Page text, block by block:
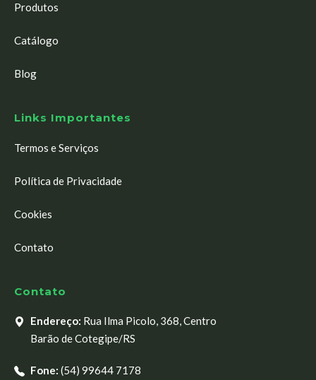
Produtos
Catálogo
Blog
Links Importantes
Termos e Serviços
Política de Privacidade
Cookies
Contato
Contato
Endereço: Rua Ilma Picolo, 368, Centro
Barão de Cotegipe/RS
Fone: (54) 99644 7178